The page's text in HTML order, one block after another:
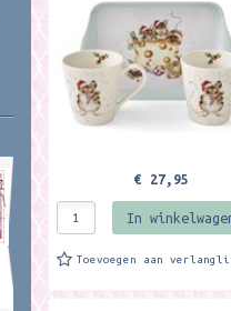
Formaat: inhoud...
€ 27,95
In
Toevoegen aan